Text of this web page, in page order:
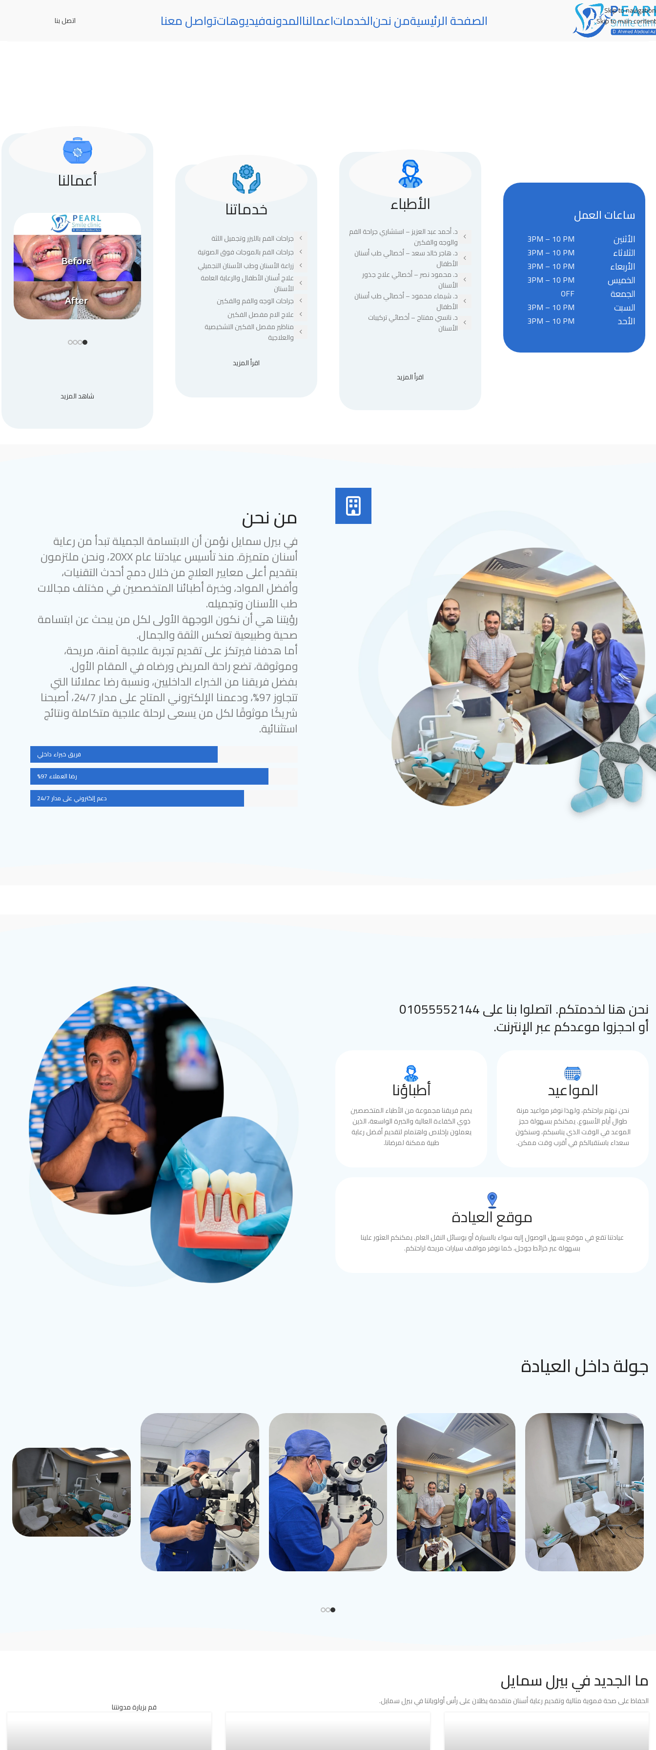
Skip to navigation
Skip to main content
الصفحة الرئيسيةمن نحنالخدماتاعمالناالمدونهفيديوهاتتواصل معنا اتصل بنا
ساعات العمل
3PM – 10 PM الأثنين
3PM – 10 PM الثلاثاء
3PM – 10 PM الأربعاء
3PM – 10 PM الخميس
OFF الجمعة
3PM – 10 PM السبت
3PM – 10 PM الأحد
الأطباء
د. أحمد عبد العزيز – استشاري جراحة الفم
والوجه والفكين
د. هاجر خالد سعد – أخصائي طب أسنان
الأطفال
د. محمود نصر – أخصائي علاج جذور
الأسنان
د. شيماء محمود – أخصائي طب أسنان
الأطفال
د. نانسي مفتاح – أخصائي تركيبات
الأسنان
اقرأ المزيد
خدماتنا
جراحات الفم بالليزر وتجميل اللثة
جراحات الفم بالموجات فوق الصوتية
زراعة الأسنان وطب الأسنان التجميلي
علاج أسنان الأطفال والرعاية العامة
للأسنان
جراحات الوجه والفم والفكين
علاج الام مفصل الفكين
مناظير مفصل الفكين التشخيصية
والعلاجية
اقرأ المزيد
أعمالنا
شاهد المزيد
من نحن
في بيرل سمايل نؤمن أن الابتسامة الجميلة تبدأ من رعاية
أسنان متميزة. منذ تأسيس عيادتنا عام 20XX، ونحن ملتزمون
بتقديم أعلى معايير العلاج من خلال دمج أحدث التقنيات،
وأفضل المواد، وخبرة أطبائنا المتخصصين في مختلف مجالات
طب الأسنان وتجميله.
رؤيتنا هي أن نكون الوجهة الأولى لكل من يبحث عن ابتسامة
صحية وطبيعية تعكس الثقة والجمال.
أما هدفنا فيرتكز على تقديم تجربة علاجية آمنة، مريحة،
وموثوقة، تضع راحة المريض ورضاه في المقام الأول.
بفضل فريقنا من الخبراء الداخليين، ونسبة رضا عملائنا التي
تتجاوز 97%، ودعمنا الإلكتروني المتاح على مدار 24/7، أصبحنا
شريكًا موثوقًا لكل من يسعى لرحلة علاجية متكاملة ونتائج
استثنائية.
فريق خبراء داخلي
رضا العملاء 97%
دعم إلكتروني على مدار 24/7
نحن هنا لخدمتكم. اتصلوا بنا على 01055552144
أو احجزوا موعدكم عبر الإنترنت.
أطباؤنا
يضم فريقنا مجموعة من الأطباء المتخصصين
ذوي الكفاءة العالية والخبرة الواسعة، الذين
يعملون بإخلاص واهتمام لتقديم أفضل رعاية
طبية ممكنة لمرضانا.
المواعيد
نحن نهتم براحتكم، ولهذا نوفر مواعيد مرنة
طوال أيام الأسبوع. يمكنكم بسهولة حجز
الموعد في الوقت الذي يناسبكم، وسنكون
سعداء باستقبالكم في أقرب وقت ممكن.
موقع العيادة
عيادتنا تقع في موقع يسهل الوصول إليه سواء بالسيارة أو بوسائل النقل العام. يمكنكم العثور علينا
بسهولة عبر خرائط جوجل، كما نوفر مواقف سيارات مريحة لراحتكم.
جولة داخل العيادة
قم بزيارة مدونتنا
ما الجديد في بيرل سمايل
الحفاظ على صحة فموية مثالية وتقديم رعاية أسنان متقدمة يظلان على رأس أولوياتنا في بيرل سمايل.